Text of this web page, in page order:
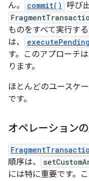
ん。
commit() 呼び
ものをすべて実行す
は、
す。このアプローチは
ります。
ほとんどのユースケー
です。
オペレーション
順序は、
には特に重要です。